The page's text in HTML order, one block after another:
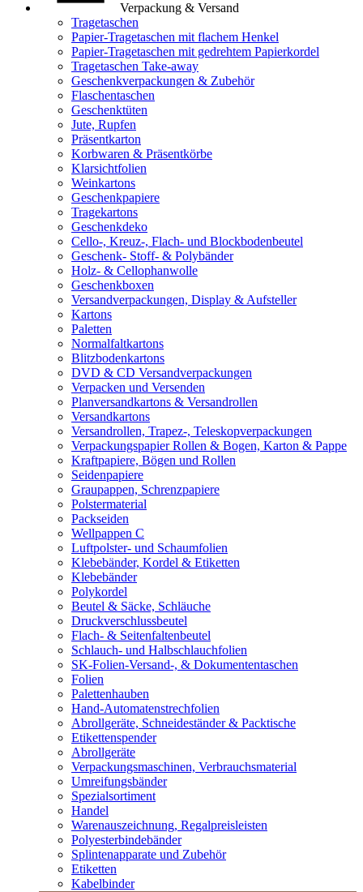
Verpackung & Versand
Tragetaschen
Papier-Tragetaschen mit flachem Henkel
Papier-Tragetaschen mit gedrehtem Papierkordel
Tragetaschen Take-away
Geschenkverpackungen & Zubehör
Flaschentaschen
Geschenktüten
Jute, Rupfen
Präsentkarton
Korbwaren & Präsentkörbe
Klarsichtfolien
Weinkartons
Geschenkpapiere
Tragekartons
Geschenkdeko
Cello-, Kreuz-, Flach- und Blockbodenbeutel
Geschenk- Stoff- & Polybänder
Holz- & Cellophanwolle
Geschenkboxen
Versandverpackungen, Display & Aufsteller
Kartons
Paletten
Normalfaltkartons
Blitzbodenkartons
DVD & CD Versandverpackungen
Verpacken und Versenden
Planversandkartons & Versandrollen
Versandkartons
Versandrollen, Trapez-, Teleskopverpackungen
Verpackungspapier Rollen & Bogen, Karton & Pappe
Kraftpapiere, Bögen und Rollen
Seidenpapiere
Graupappen, Schrenzpapiere
Polstermaterial
Packseiden
Wellpappen C
Luftpolster- und Schaumfolien
Klebebänder, Kordel & Etiketten
Klebebänder
Polykordel
Beutel & Säcke, Schläuche
Druckverschlussbeutel
Flach- & Seitenfaltenbeutel
Schlauch- und Halbschlauchfolien
SK-Folien-Versand-, & Dokumententaschen
Folien
Palettenhauben
Hand-Automatenstrechfolien
Abrollgeräte, Schneideständer & Packtische
Etikettenspender
Abrollgeräte
Verpackungsmaschinen, Verbrauchsmaterial
Umreifungsbänder
Spezialsortiment
Handel
Warenauszeichnung, Regalpreisleisten
Polyesterbindebänder
Splintenapparate und Zubehör
Etiketten
Kabelbinder